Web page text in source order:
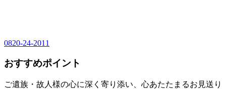
0820-24-2011
おすすめポイント
ご遺族・故人様の心に深く寄り添い、心あたたまるお見送り